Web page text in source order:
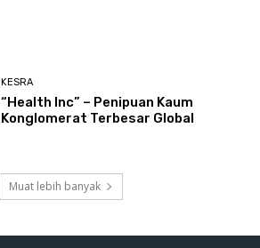
KESRA
“Health Inc” – Penipuan Kaum
Konglomerat Terbesar Global
Muat lebih banyak